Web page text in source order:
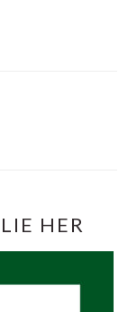
HER